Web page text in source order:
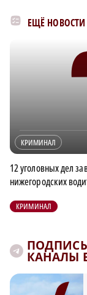
ЕЩЁ
КРИМИНАЛ
12 уголовных дел
нижегородских
КРИМИНАЛ
КАНАЛЫ В